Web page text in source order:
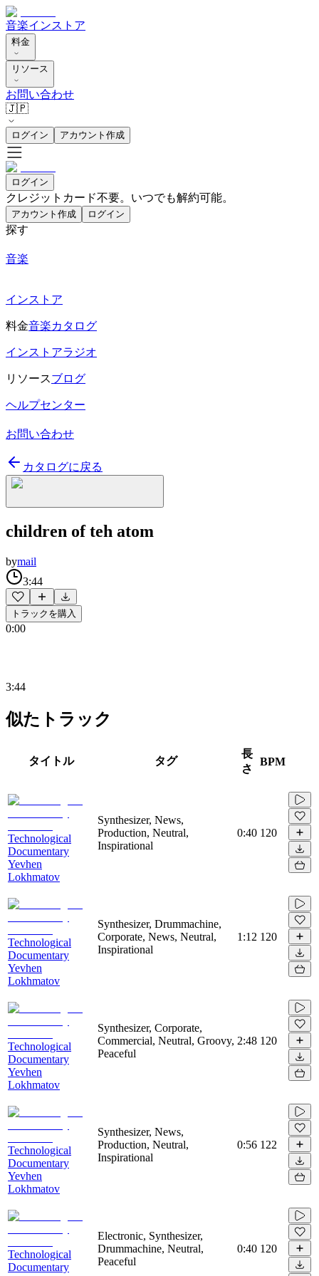
音楽インストア
料金
リソース
お問い合わせ
🇯🇵
ログイン アカウント作成
ログイン
クレジットカード不要。いつでも解約可能。
アカウント作成 ログイン
探す
音楽
インストア
料金音楽カタログ
インストアラジオ
リソースブログ
ヘルプセンター
お問い合わせ
カタログに戻る
children of teh atom
bymail
3:44
トラックを購入
0:00
3:44
似たトラック
タイトル タグ
長
さ
BPM
Technological
Documentary
Yevhen
Lokhmatov
Synthesizer, News,
Production, Neutral,
Inspirational
0:40 120
Technological
Documentary
Yevhen
Lokhmatov
Synthesizer, Drummachine,
Corporate, News, Neutral,
Inspirational
1:12 120
Technological
Documentary
Yevhen
Lokhmatov
Synthesizer, Corporate,
Commercial, Neutral, Groovy,
Peaceful
2:48 120
Technological
Documentary
Yevhen
Lokhmatov
Synthesizer, News,
Production, Neutral,
Inspirational
0:56 122
Technological
Documentary
Electronic, Synthesizer,
Drummachine, Neutral,
Peaceful
0:40 120